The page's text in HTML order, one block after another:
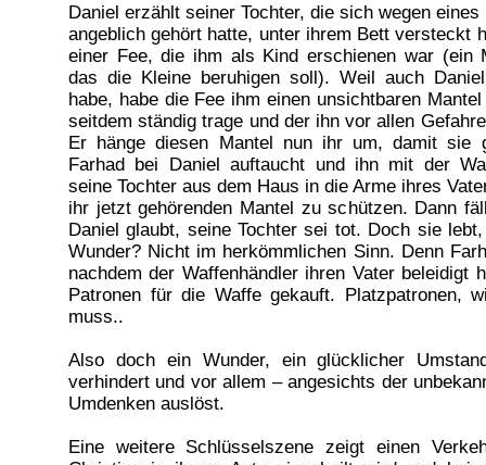
Daniel erzählt seiner Tochter, die sich wegen
angeblich gehört hatte, unter ihrem Bett versteckt
einer Fee, die ihm als Kind erschienen war (ein
das die Kleine beruhigen soll). Weil auch
habe, habe die Fee ihm einen unsichtbaren
seitdem ständig trage und der ihn vor allen
Er hänge diesen Mantel nun ihr um, damit sie
Farhad bei Daniel auftaucht und ihn mit der
seine Tochter aus dem Haus in die Arme ihres
ihr jetzt gehörenden Mantel zu schützen. Dann
Daniel glaubt, seine Tochter sei tot. Doch sie
Wunder? Nicht im herkömmlichen Sinn. Denn
nachdem der Waffenhändler ihren Vater beleidigt
Patronen für die Waffe gekauft. Platzpatronen,
muss..
Also doch ein Wunder, ein glücklicher
verhindert und vor allem – angesichts der
Umdenken auslöst.
Eine weitere Schlüsselszene zeigt einen